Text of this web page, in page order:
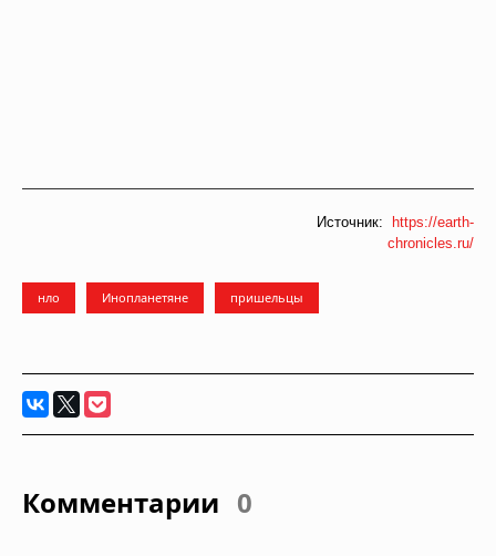
Источник: https://earth-
chronicles.ru/
нло Инопланетяне пришельцы
Комментарии 0